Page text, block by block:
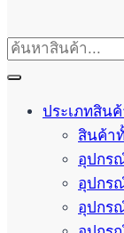
ประเภทสินค้
สินค้า
อุปกร
อุปกร
อุปกร